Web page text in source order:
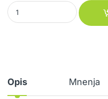
Metlica Butler quantity
Opis Mnenja